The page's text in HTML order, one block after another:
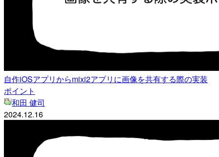
自作iOSアプリからmixi2アプリに画像を共有する際の実装
ポイント
和田 健司
2024.12.16